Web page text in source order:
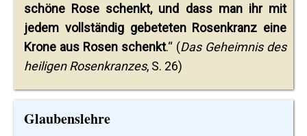
schöne Rose schenkt, und dass man ihr mit
jedem vollständig gebeteten Rosenkranz eine
Krone aus Rosen schenkt.“ (Das Geheimnis des
heiligen Rosenkranzes, S. 26)
Glaubenslehre